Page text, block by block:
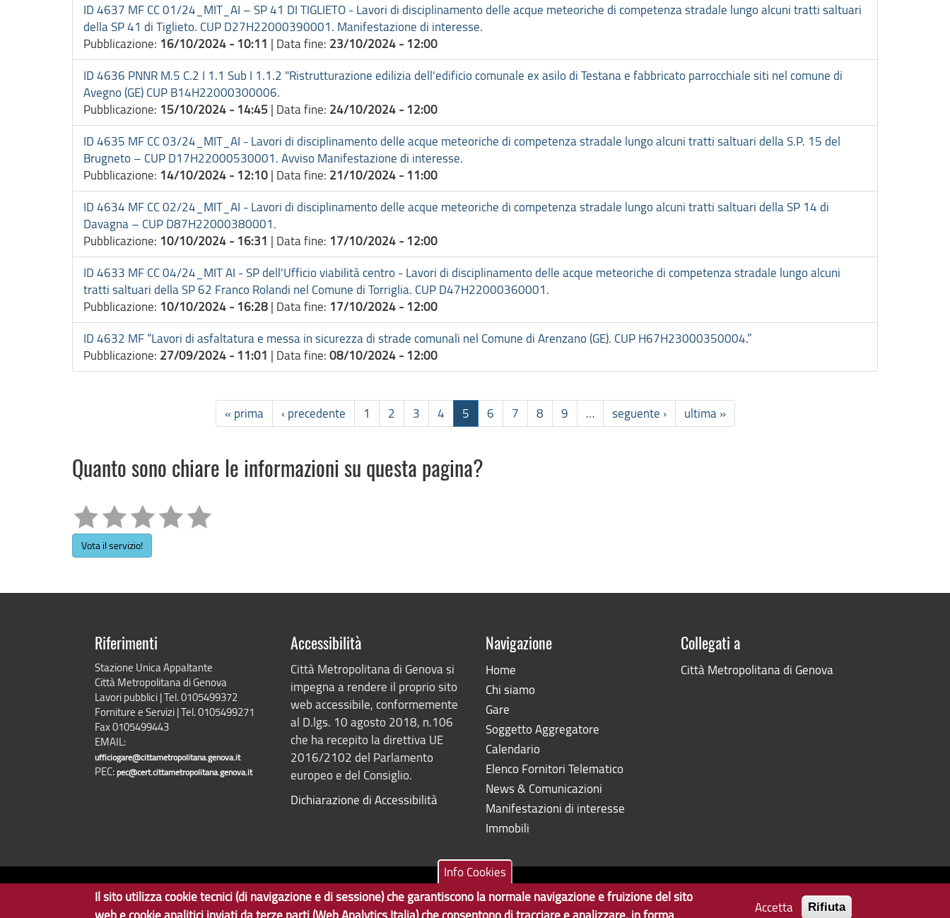
ID 4637 MF CC 01/24_MIT_AI – SP 41 DI TIGLIETO - Lavori di disciplinamento delle acque meteoriche di competenza stradale lungo alcuni tratti saltuari
della SP 41 di Tiglieto. CUP D27H22000390001. Manifestazione di interesse.
Pubblicazione: 16/10/2024 - 10:11 | Data fine: 23/10/2024 - 12:00
ID 4636 PNNR M.5 C.2 I 1.1 Sub I 1.1.2 "Ristrutturazione edilizia dell'edificio comunale ex asilo di Testana e fabbricato parrocchiale siti nel comune di
Avegno (GE) CUP B14H22000300006.
Pubblicazione: 15/10/2024 - 14:45 | Data fine: 24/10/2024 - 12:00
ID 4635 MF CC 03/24_MIT_AI - Lavori di disciplinamento delle acque meteoriche di competenza stradale lungo alcuni tratti saltuari della S.P. 15 del
Brugneto – CUP D17H22000530001. Avviso Manifestazione di interesse.
Pubblicazione: 14/10/2024 - 12:10 | Data fine: 21/10/2024 - 11:00
ID 4634 MF CC 02/24_MIT_AI - Lavori di disciplinamento delle acque meteoriche di competenza stradale lungo alcuni tratti saltuari della SP 14 di
Davagna – CUP D87H22000380001.
Pubblicazione: 10/10/2024 - 16:31 | Data fine: 17/10/2024 - 12:00
ID 4633 MF CC 04/24_MIT AI - SP dell'Ufficio viabilità centro - Lavori di disciplinamento delle acque meteoriche di competenza stradale lungo alcuni
tratti saltuari della SP 62 Franco Rolandi nel Comune di Torriglia. CUP D47H22000360001.
Pubblicazione: 10/10/2024 - 16:28 | Data fine: 17/10/2024 - 12:00
ID 4632 MF “Lavori di asfaltatura e messa in sicurezza di strade comunali nel Comune di Arenzano (GE). CUP H67H23000350004.”
Pubblicazione: 27/09/2024 - 11:01 | Data fine: 08/10/2024 - 12:00
« prima ‹ precedente 1 2 3 4 5 6 7 8 9 … seguente › ultima »
Quanto sono chiare le informazioni su questa pagina?
Vota il servizio!
Riferimenti
Stazione Unica Appaltante
Città Metropolitana di Genova
Lavori pubblici | Tel. 0105499372
Forniture e Servizi | Tel. 0105499271
Fax 0105499443
EMAIL:
ufficiogare@cittametropolitana.genova.it
PEC:pec@cert.cittametropolitana.genova.it
Accessibilità
Città Metropolitana di Genova si
impegna a rendere il proprio sito
web accessibile, conformemente
al D.lgs. 10 agosto 2018, n.106
che ha recepito la direttiva UE
2016/2102 del Parlamento
europeo e del Consiglio.
Dichiarazione di Accessibilità
Navigazione
Home
Chi siamo
Gare
Soggetto Aggregatore
Calendario
Elenco Fornitori Telematico
News & Comunicazioni
Manifestazioni di interesse
Immobili
Collegati a
Città Metropolitana di Genova
Copyright © 2017 Città metropolitana di Genova | CF: 80007350103 Tecnologie e Accessibilità Privacy Note Legali Contatti per il sito Web
Info Cookies
Il sito utilizza cookie tecnici (di navigazione e di sessione) che garantiscono la normale navigazione e fruizione del sito
web e cookie analitici inviati da terze parti (Web Analytics Italia) che consentono di tracciare e analizzare, in forma
Accetta Rifiuta